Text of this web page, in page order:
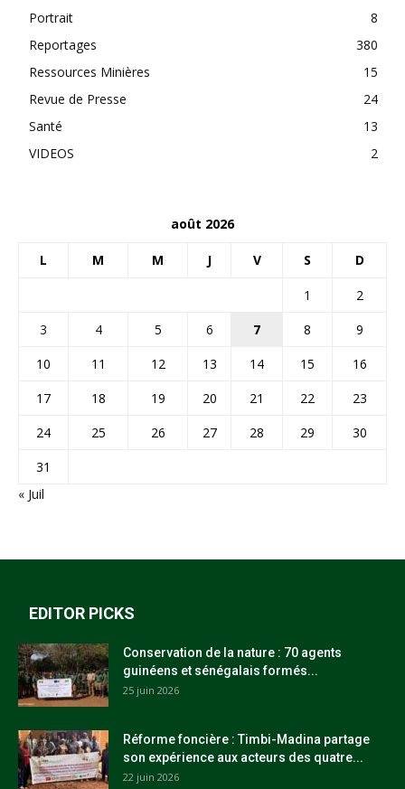
Portrait
8
Reportages
380
Ressources Minières
15
Revue de Presse
24
Santé
13
VIDEOS
2
août 2026
L M M J V S D
1
2
3
4 5 6 7 8
9
10
11 12 13 14 15
16
17
18 19 20 21 22
23
24
25 26 27 28 29
30
31
« Juil
EDITOR PICKS
Conservation de la nature : 70 agents
guinéens et sénégalais formés...
25 juin 2026
Réforme foncière : Timbi-Madina partage
son expérience aux acteurs des quatre...
22 juin 2026